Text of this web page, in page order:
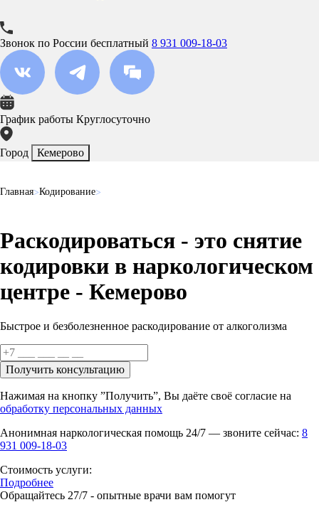
Звонок по России бесплатный 8 931 009-18-03
График работы Круглосуточно
Город Кемерово
Главная Кодирование
Раскодироваться - это снятие
кодировки в наркологическом
центре - Кемерово
Быстрое и безболезненное раскодирование от алкоголизма
Получить консультацию
Нажимая на кнопку ”Получить”, Вы даёте своё согласие на
обработку персональных данных
Анонимная наркологическая помощь 24/7 — звоните сейчас: 8
931 009-18-03
Стоимость услуги:
Подробнее
Обращайтесь 27/7 - опытные врачи вам помогут